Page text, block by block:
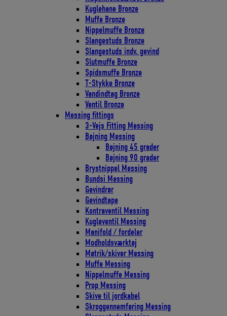
Kuglehane Bronze
Muffe Bronze
Nippelmuffe Bronze
Slangestuds Bronze
Slangestuds indv. gevind
Slutmuffe Bronze
Spidsmuffe Bronze
T-Stykke Bronze
Vandindtag Bronze
Ventil Bronze
Messing fittings
3-Vejs Fitting Messing
Bøjning Messing
Bøjning 45 grader
Bøjning 90 grader
Brystnippel Messing
Bundsi Messing
Gevindrør
Gevindtape
Kontraventil Messing
Kugleventil Messing
Manifold / fordeler
Modholdsværktøj
Møtrik/skiver Messing
Muffe Messing
Nippelmuffe Messing
Prop Messing
Skive til jordkabel
Skroggennemføring Messing